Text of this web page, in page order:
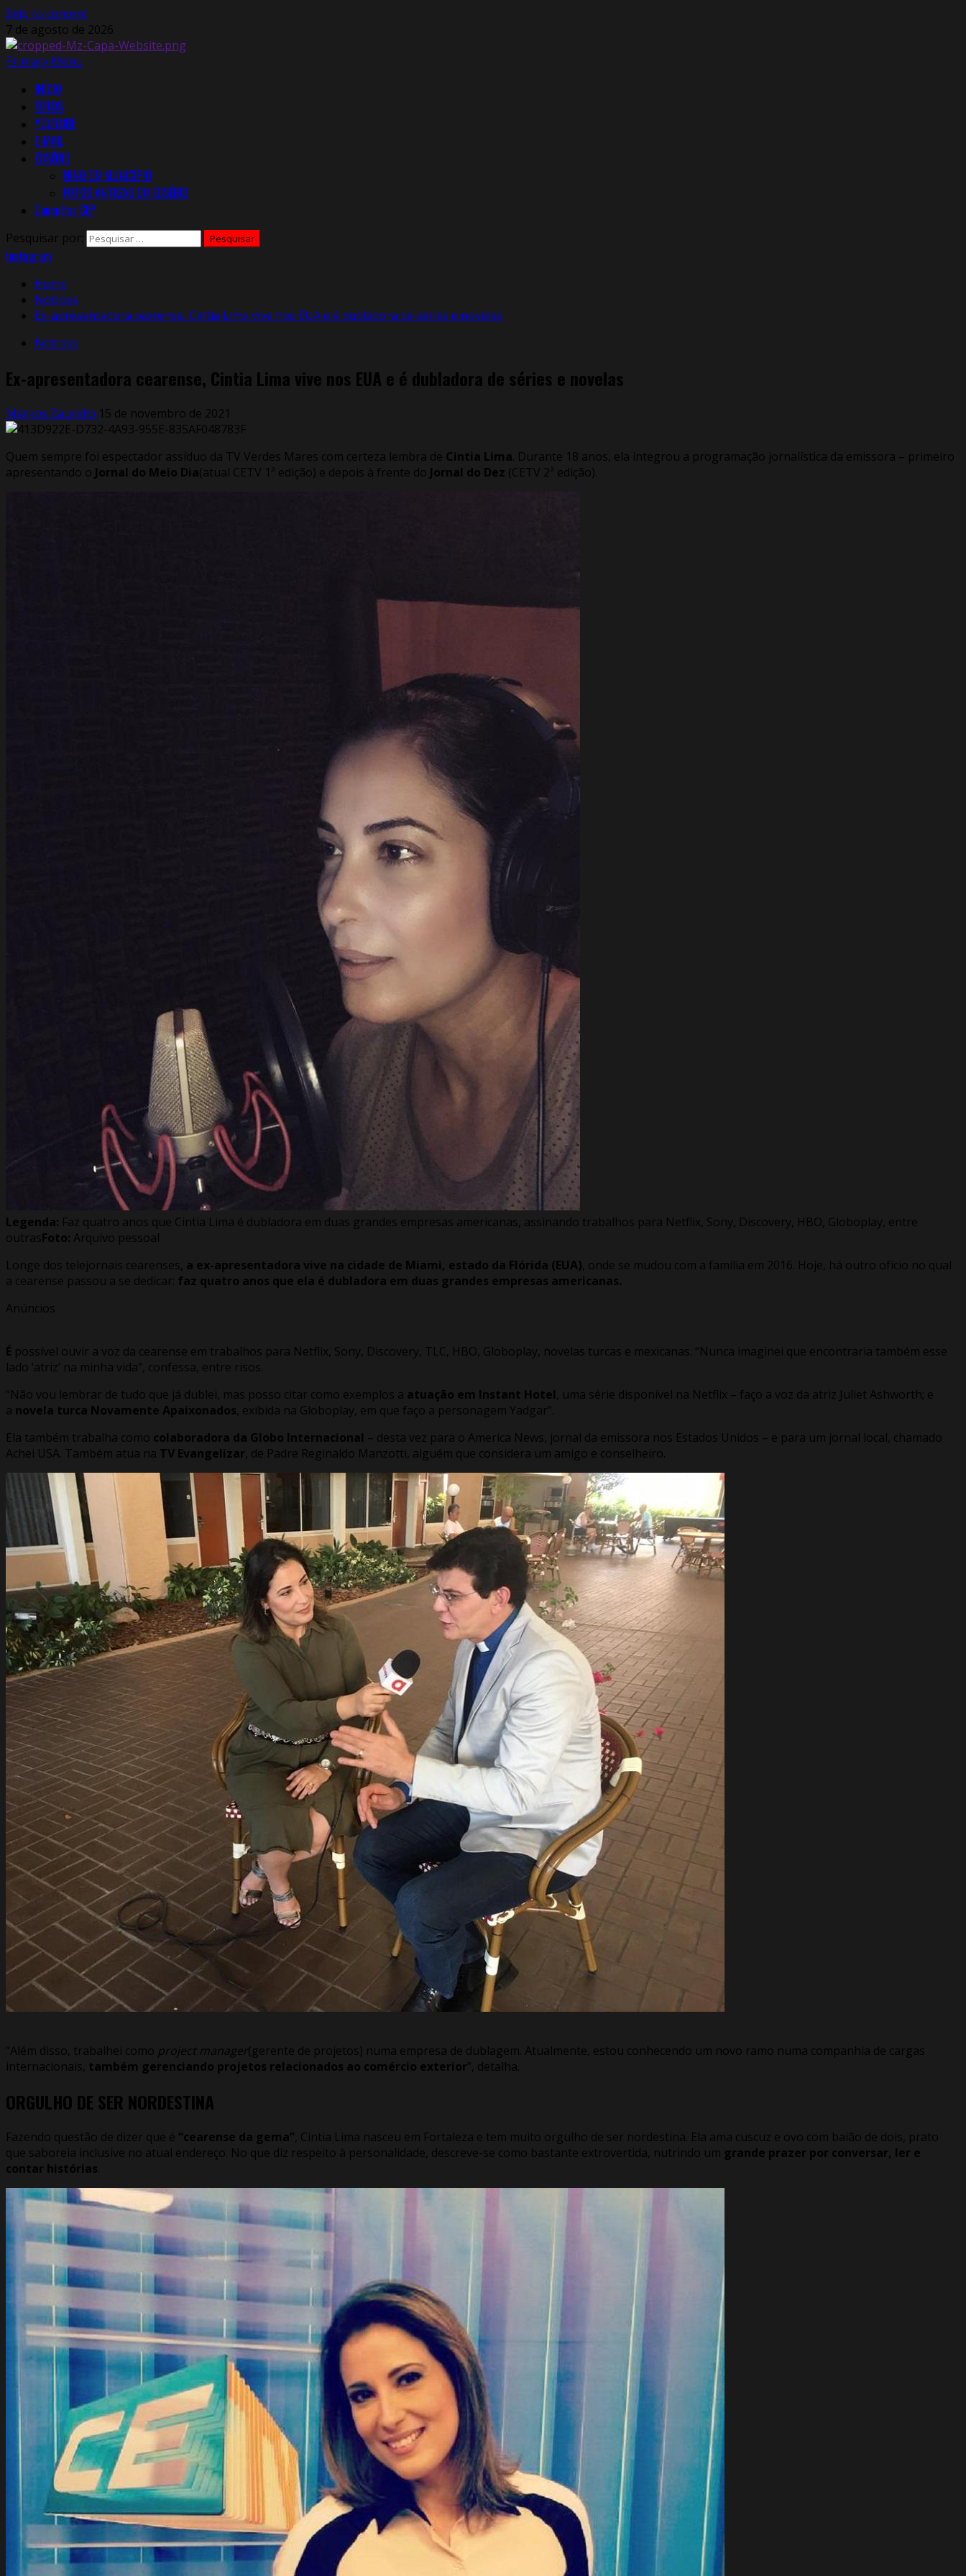
Skip to content
7 de agosto de 2026
Primary Menu
INÍCIO
FOTOS
YOUTUBE
E-MAIL
EUSÉBIO
HINO DO MUNICÍPIO
FOTOS ANTIGAS DO EUSÉBIO
Consultar CEP
Pesquisar por:
Instagram
Home
Notícias
Ex-apresentadora cearense, Cintia Lima vive nos EUA e é dubladora de séries e novelas
Notícias
Ex-apresentadora cearense, Cintia Lima vive nos EUA e é dubladora de séries e novelas
Markos Zaurelio 15 de novembro de 2021
Quem sempre foi espectador assíduo da TV Verdes Mares com certeza lembra de Cintia Lima. Durante 18 anos, ela integrou a programação jornalística da emissora – primeiro
apresentando o Jornal do Meio Dia(atual CETV 1ª edição) e depois à frente do Jornal do Dez (CETV 2ª edição).
Legenda: Faz quatro anos que Cintia Lima é dubladora em duas grandes empresas americanas, assinando trabalhos para Netflix, Sony, Discovery, HBO, Globoplay, entre
outrasFoto: Arquivo pessoal
Longe dos telejornais cearenses, a ex-apresentadora vive na cidade de Miami, estado da Flórida (EUA) , onde se mudou com a família em 2016. Hoje, há outro ofício no qual
a cearense passou a se dedicar: faz quatro anos que ela é dubladora em duas grandes empresas americanas.
Anúncios
É possível ouvir a voz da cearense em trabalhos para Netflix, Sony, Discovery, TLC, HBO, Globoplay, novelas turcas e mexicanas. “Nunca imaginei que encontraria também esse
lado ‘atriz’ na minha vida”, confessa, entre risos.
“Não vou lembrar de tudo que já dublei, mas posso citar como exemplos a atuação em Instant Hotel , uma série disponível na Netflix – faço a voz da atriz Juliet Ashworth; e
a novela turca Novamente Apaixonados , exibida na Globoplay, em que faço a personagem Yadgar”.
Ela também trabalha como colaboradora da Globo Internacional – desta vez para o America News, jornal da emissora nos Estados Unidos – e para um jornal local, chamado
Achei USA. Também atua na TV Evangelizar , de Padre Reginaldo Manzotti, alguém que considera um amigo e conselheiro.
“Além disso, trabalhei como project manager(gerente de projetos) numa empresa de dublagem. Atualmente, estou conhecendo um novo ramo numa companhia de cargas
internacionais, também gerenciando projetos relacionados ao comércio exterior”, detalha.
ORGULHO DE SER NORDESTINA
Fazendo questão de dizer que é “cearense da gema” , Cintia Lima nasceu em Fortaleza e tem muito orgulho de ser nordestina. Ela ama cuscuz e ovo com baião de dois, prato
que saboreia inclusive no atual endereço. No que diz respeito à personalidade, descreve-se como bastante extrovertida, nutrindo um grande prazer por conversar, ler e
contar histórias.